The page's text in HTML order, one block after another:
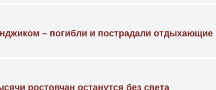
– погибли и пострадали отдыхающие
ростовчан останутся без света